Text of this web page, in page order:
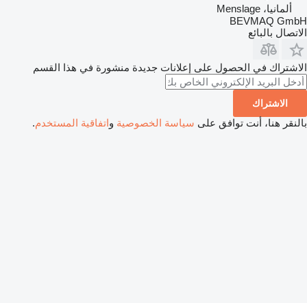
ألمانيا، Menslage
BEVMAQ GmbH
الاتصال بالبائع
الاشتراك في الحصول على إعلانات جديدة منشورة في هذا القسم
الاشتراك
بالنقر هنا، أنت توافق على سياسة الخصوصية واتفاقية المستخدم.